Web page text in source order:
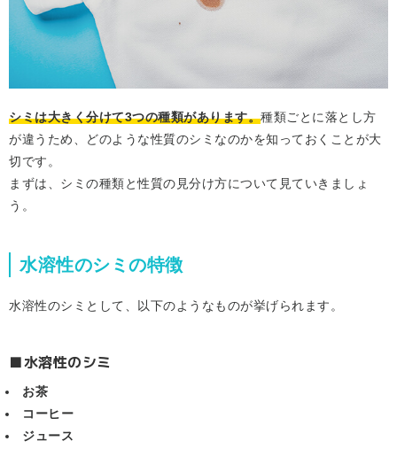
シミは大きく分けて3つの種類があります。種類ごとに落とし方
が違うため、どのような性質のシミなのかを知っておくことが大
切です。
まずは、シミの種類と性質の見分け方について見ていきましょ
う。
水溶性のシミの特徴
水溶性のシミとして、以下のようなものが挙げられます。
■水溶性のシミ
お茶
コーヒー
ジュース